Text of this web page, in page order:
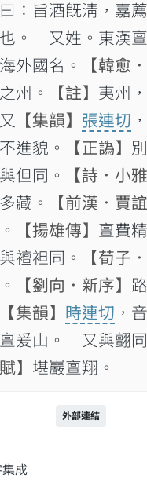
：旨酒旣淸，嘉
。 又姓。東漢
外國名。
【韓愈
州。 【註】 夷州
【集韻】 張連切
進貌。
【正譌】
但同。
【詩．小雅
藏。
【前漢．賈誼
【揚雄傳】 亶費
襢袒同。
【荀子
【劉向．新序】
【集韻】 時連切 ，
爰山。 又與𦒜同
】 堪巖亶翔。
外部連結
成